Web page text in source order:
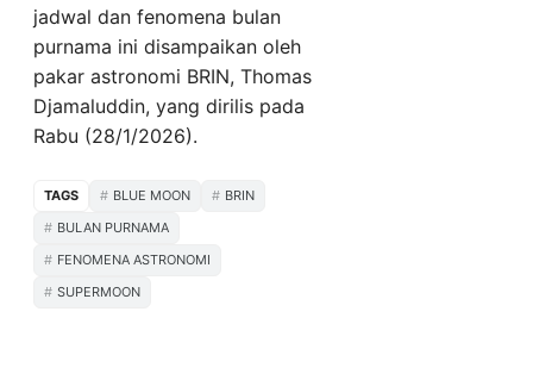
jadwal dan fenomena bulan
purnama ini disampaikan oleh
pakar astronomi BRIN, Thomas
Djamaluddin, yang dirilis pada
Rabu (28/1/2026).
TAGS BLUE MOON
BRIN
BULAN PURNAMA
FENOMENA ASTRONOMI
SUPERMOON